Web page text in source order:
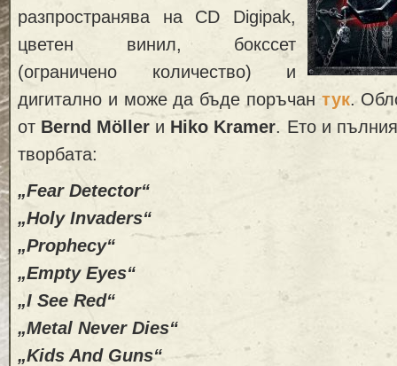
разпространява на CD Digipak,
цветен винил, бокссет
(ограничено количество) и
дигитално и може да бъде поръчантук.
от Bernd Möller и Hiko Kramer. Ето и
творбата:
„Fear Detector“
„Holy Invaders“
„Prophecy“
„Empty Eyes“
„I See Red“
„Metal Never Dies“
„Kids And Guns“